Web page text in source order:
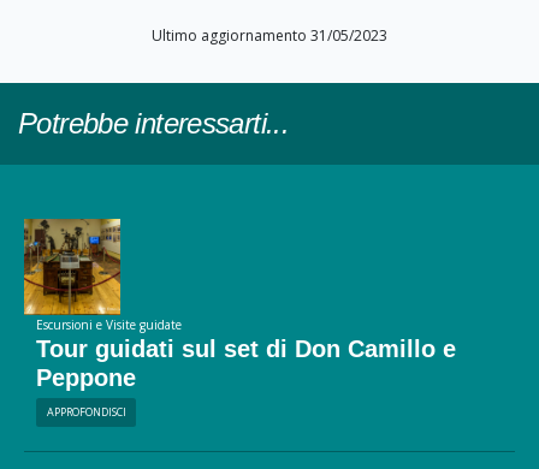
Ultimo aggiornamento 31/05/2023
Potrebbe interessarti...
Escursioni e Visite guidate
Tour guidati sul set di Don Camillo e
Peppone
APPROFONDISCI